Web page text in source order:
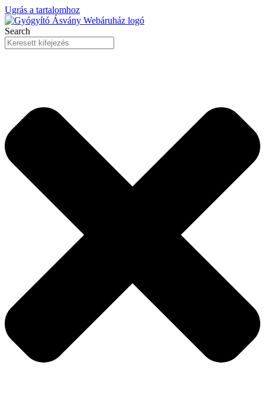
Ugrás a tartalomhoz
Search